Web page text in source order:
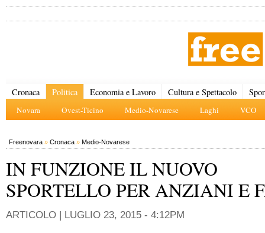
Cronaca Politica
Novara Ovest-Ticino Medio-Novarese Laghi VCO
Economia e Lavoro Cultura e Spettacolo
Freenovara » Cronaca » Medio-Novarese
IN FUNZIONE IL NUOVO
SPORTELLO PER ANZIANI E
ARTICOLO | LUGLIO 23, 2015 - 4:12PM